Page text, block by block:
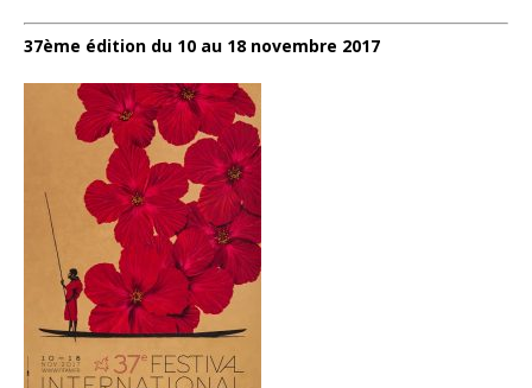
37ème édition du 10 au 18 novembre 2017